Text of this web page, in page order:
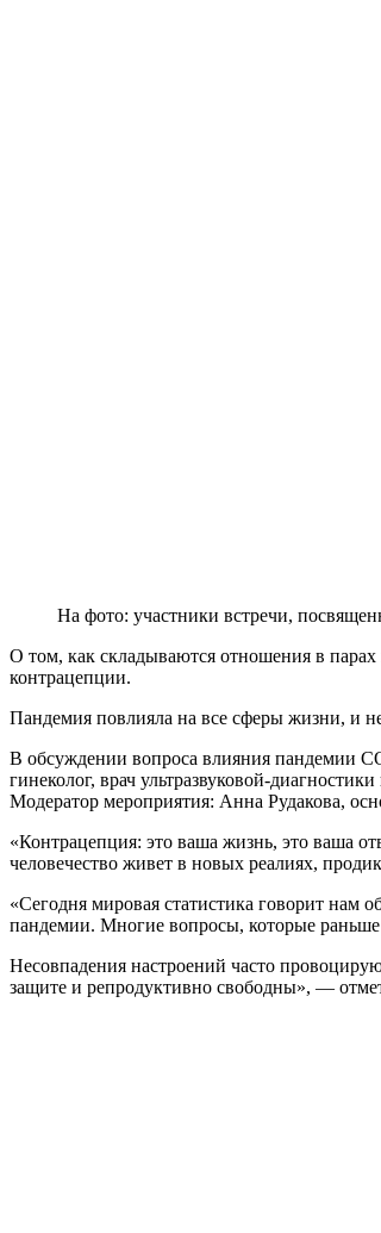
На фото: участники встречи,
О том, как складываются отношения в
контрацепции.
Пандемия повлияла на все сферы жизни, и
В обсуждении вопроса влияния пандемии
гинеколог, врач ультразвуковой-
Модератор мероприятия: Анна Рудакова,
«Контрацепция: это ваша жизнь, это ваша
человечество живет в новых реалиях,
«Сегодня мировая статистика говорит нам
пандемии. Многие вопросы, которые
Несовпадения настроений часто
защите и репродуктивно свободны», —